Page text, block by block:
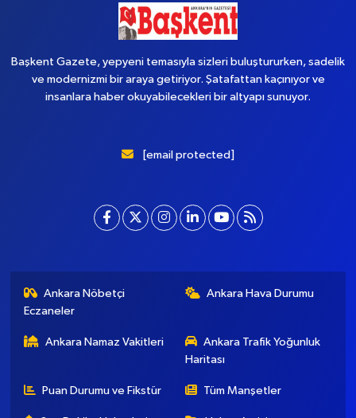
Başkent Gazete, yepyeni temasıyla sizleri buluştururken, sadelik
ve modernizmi bir araya getiriyor. Şatafattan kaçınıyor ve
insanlara haber okuyabilecekleri bir altyapı sunuyor.
[email protected]
Ankara Nöbetçi
Eczaneler
Ankara Hava Durumu
Ankara Namaz Vakitleri
Ankara Trafik Yoğunluk
Haritası
Puan Durumu ve Fikstür Tüm Manşetler